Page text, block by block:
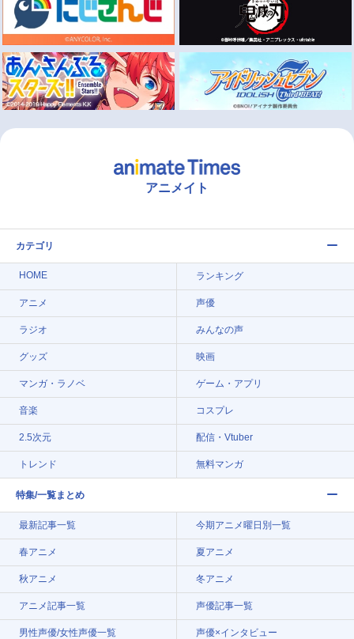
アニメイト
カテゴリ
HOME ランキング
アニメ 声優
ラジオ みんなの声
グッズ 映画
マンガ・ラノベ ゲーム・アプリ
音楽 コスプレ
2.5次元 配信・Vtuber
トレンド 無料マンガ
特集/一覧まとめ
最新記事一覧 今期アニメ曜日別一覧
春アニメ 夏アニメ
秋アニメ 冬アニメ
アニメ記事一覧 声優記事一覧
男性声優/女性声優一覧 声優×インタビュー